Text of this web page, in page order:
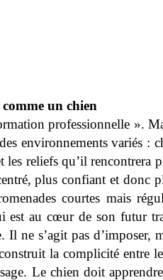
un chien
professionnelle ».
environnements variés :
reliefs qu’il
plus confiant et
courtes mais
au cœur de son futur
Il ne s’agit pas d’imposer,
la complicité entre
Le chien doit